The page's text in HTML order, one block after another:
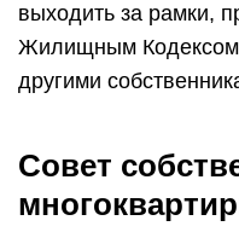
выходить за рамки,
Жилищным
другими
Совет